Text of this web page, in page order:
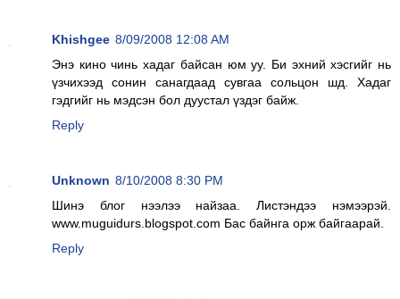
Khishgee 8/09/2008 12:08 AM
Энэ кино чинь хадаг байсан юм уу. Би эхний хэсгийг нь
үзчихээд сонин санагдаад сувгаа сольцон шд. Хадаг
гэдгийг нь мэдсэн бол дуустал үздэг байж.
Reply
Unknown 8/10/2008 8:30 PM
Шинэ блог нээлээ найзаа. Листэндээ нэмээрэй.
www.muguidurs.blogspot.com Бас байнга орж байгаарай.
Reply